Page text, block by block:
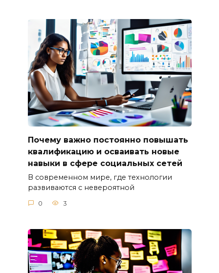
Почему важно постоянно повышать
квалификацию и осваивать новые
навыки в сфере социальных сетей
В современном мире, где технологии
развиваются с невероятной
0 3